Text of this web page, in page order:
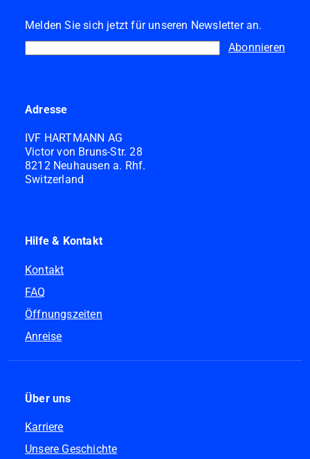
Melden Sie sich jetzt für unseren Newsletter an.
Abonnieren
Adresse
IVF HARTMANN AG
Victor von Bruns-Str. 28
8212 Neuhausen a. Rhf.
Switzerland
Hilfe & Kontakt
Kontakt
FAQ
Öffnungszeiten
Anreise
Über uns
Karriere
Unsere Geschichte